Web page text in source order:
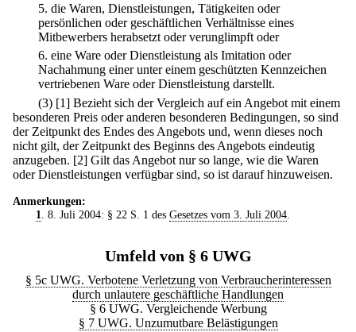
5. die Waren, Dienstleistungen, Tätigkeiten oder
persönlichen oder geschäftlichen Verhältnisse eines
Mitbewerbers herabsetzt oder verunglimpft oder
6. eine Ware oder Dienstleistung als Imitation oder
Nachahmung einer unter einem geschützten Kennzeichen
vertriebenen Ware oder Dienstleistung darstellt.
(3) [1] Bezieht sich der Vergleich auf ein Angebot mit einem
besonderen Preis oder anderen besonderen Bedingungen, so sind
der Zeitpunkt des Endes des Angebots und, wenn dieses noch
nicht gilt, der Zeitpunkt des Beginns des Angebots eindeutig
anzugeben. [2] Gilt das Angebot nur so lange, wie die Waren
oder Dienstleistungen verfügbar sind, so ist darauf hinzuweisen.
Anmerkungen:
1
. 8. Juli 2004: § 22 S. 1 des Gesetzes vom 3. Juli 2004.
Umfeld von § 6 UWG
§ 5c UWG. Verbotene Verletzung von Verbraucherinteressen
durch unlautere geschäftliche Handlungen
§ 6 UWG. Vergleichende Werbung
§ 7 UWG. Unzumutbare Belästigungen